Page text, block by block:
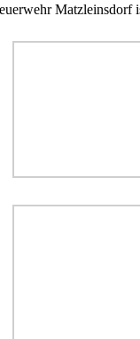
Matzleinsdorf